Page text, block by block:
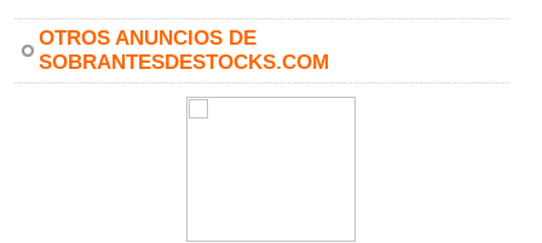
OTROS ANUNCIOS DE
SOBRANTESDESTOCKS.COM